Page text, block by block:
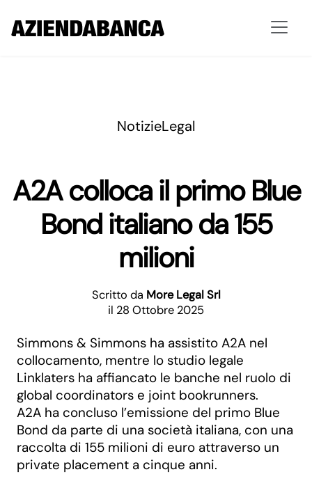
NotizieLegal
A2A colloca il primo Blue
Bond italiano da 155
milioni
Scritto da More Legal Srl
il 28 Ottobre 2025
Simmons & Simmons ha assistito A2A nel
collocamento, mentre lo studio legale
Linklaters ha affiancato le banche nel ruolo di
global coordinators e joint bookrunners.
A2A ha concluso l’emissione del primo Blue
Bond da parte di una società italiana, con una
raccolta di 155 milioni di euro attraverso un
private placement a cinque anni.